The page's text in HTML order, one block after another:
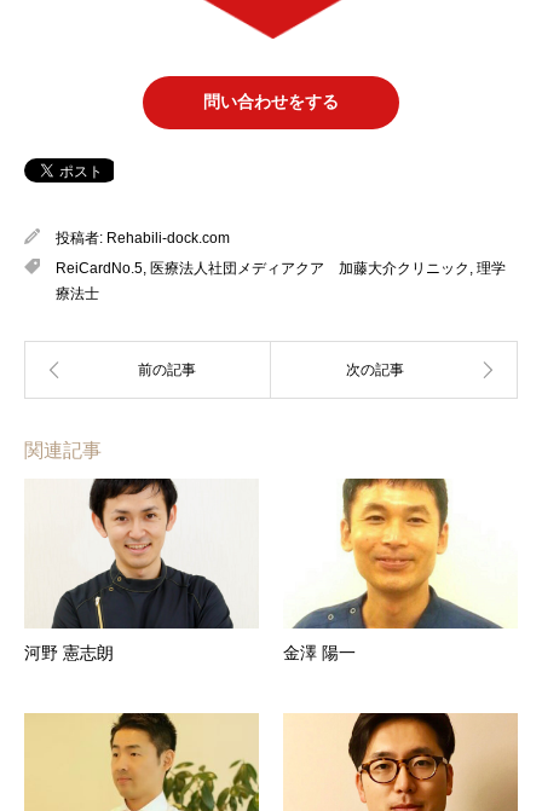
問い合わせをする
投稿者: Rehabili-dock.com
ReiCardNo.5 医療法人社団メディアクア 加藤大介クリニック 理学
療法士
関連記事
河野 憲志朗 金澤 陽一